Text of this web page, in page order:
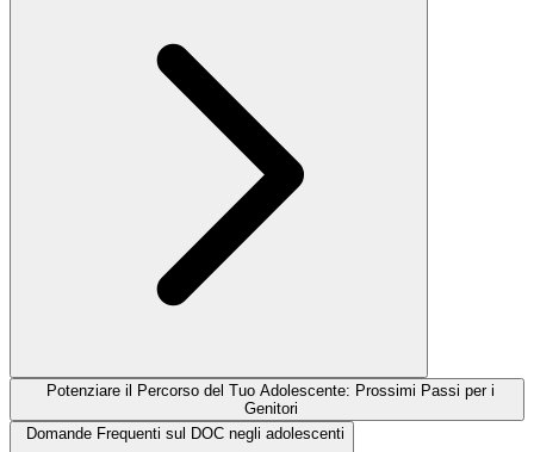
Potenziare il Percorso del Tuo Adolescente: Prossimi Passi per i
Genitori
Domande Frequenti sul DOC negli adolescenti